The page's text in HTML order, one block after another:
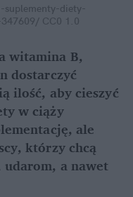
diety-
347609/ CC0 1.0
witamina B,
dostarczyć
ilość, aby cieszyć
w ciąży
ale
którzy chcą
udarom, a nawet